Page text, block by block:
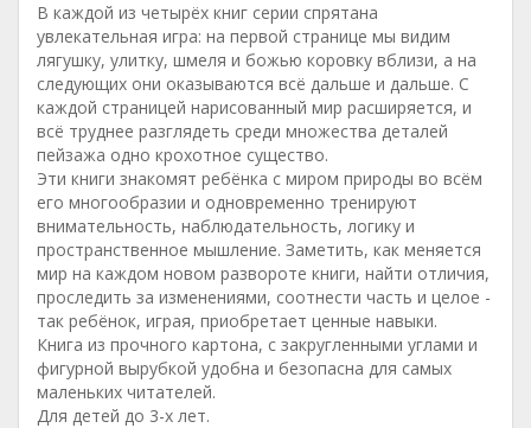
В каждой из четырёх книг серии спрятана
увлекательная игра: на первой странице мы видим
лягушку, улитку, шмеля и божью коровку вблизи, а на
следующих они оказываются всё дальше и дальше. С
каждой страницей нарисованный мир расширяется, и
всё труднее разглядеть среди множества деталей
пейзажа одно крохотное существо.
Эти книги знакомят ребёнка с миром природы во всём
его многообразии и одновременно тренируют
внимательность, наблюдательность, логику и
пространственное мышление. Заметить, как меняется
мир на каждом новом развороте книги, найти отличия,
проследить за изменениями, соотнести часть и целое -
так ребёнок, играя, приобретает ценные навыки.
Книга из прочного картона, с закругленными углами и
фигурной вырубкой удобна и безопасна для самых
маленьких читателей.
Для детей до 3-х лет.